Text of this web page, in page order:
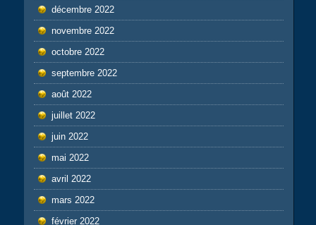
décembre 2022
novembre 2022
octobre 2022
septembre 2022
août 2022
juillet 2022
juin 2022
mai 2022
avril 2022
mars 2022
février 2022